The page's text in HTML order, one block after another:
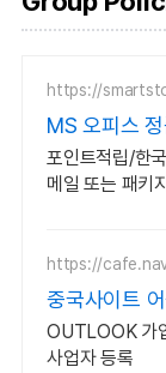
https://
MS 오피스
확인하세요!
포인트적립/한
메일 또는 패키
https://
중국사이트
OUTLOOK 가
사업자 등록